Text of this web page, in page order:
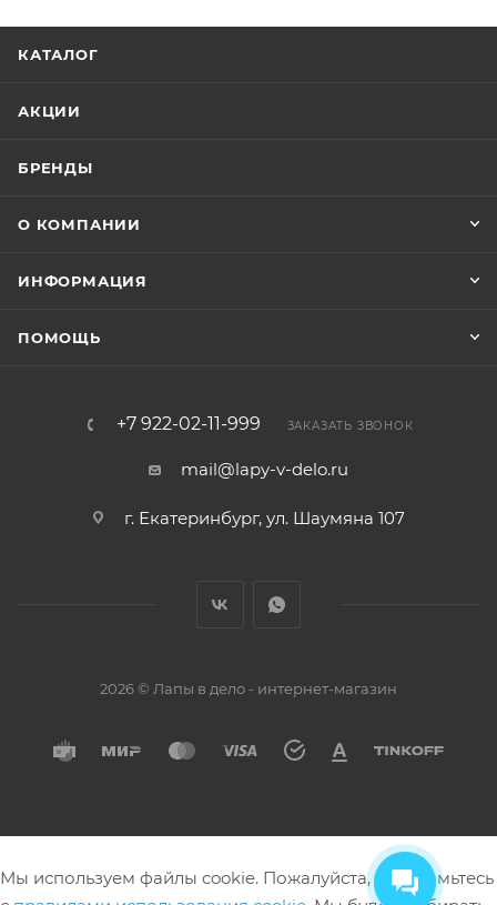
КАТАЛОГ
АКЦИИ
БРЕНДЫ
О КОМПАНИИ
ИНФОРМАЦИЯ
ПОМОЩЬ
+7 922-02-11-999 ЗАКАЗАТЬ ЗВОНОК
mail@lapy-v-delo.ru
г. Екатеринбург, ул. Шаумяна 107
2026 © Лапы в дело - интернет-магазин
Мы используем файлы cookie. Пожалуйста, ознакомьтесь